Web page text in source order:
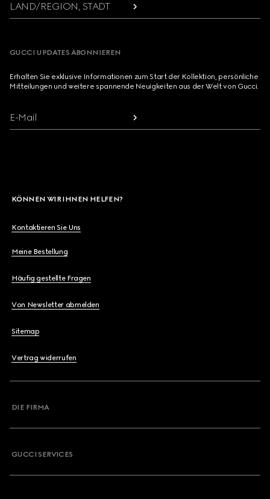
LAND/REGION, STADT
GUCCI UPDATES ABONNIEREN
Erhalten Sie exklusive Informationen zum Start der Kollektion, persönliche
Mitteilungen und weitere spannende Neuigkeiten aus der Welt von Gucci.
E-Mail
KÖNNEN WIR IHNEN HELFEN?
Kontaktieren Sie Uns
Meine Bestellung
Häufig gestellte Fragen
Von Newsletter abmelden
Sitemap
Vertrag widerrufen
DIE FIRMA
GUCCI SERVICES